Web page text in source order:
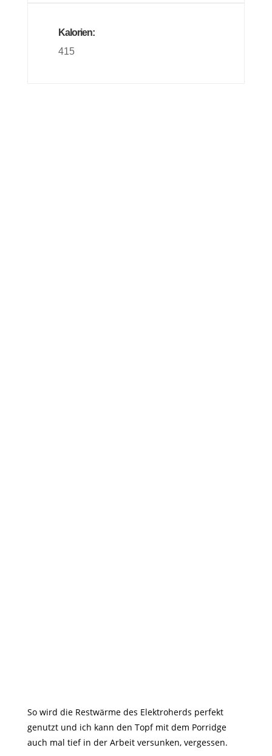
Kalorien:
415
So wird die Restwärme des Elektroherds perfekt
genutzt und ich kann den Topf mit dem Porridge
auch mal tief in der Arbeit versunken, vergessen.